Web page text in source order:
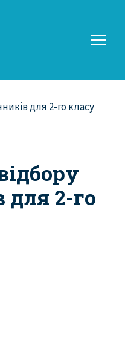
для 2-го